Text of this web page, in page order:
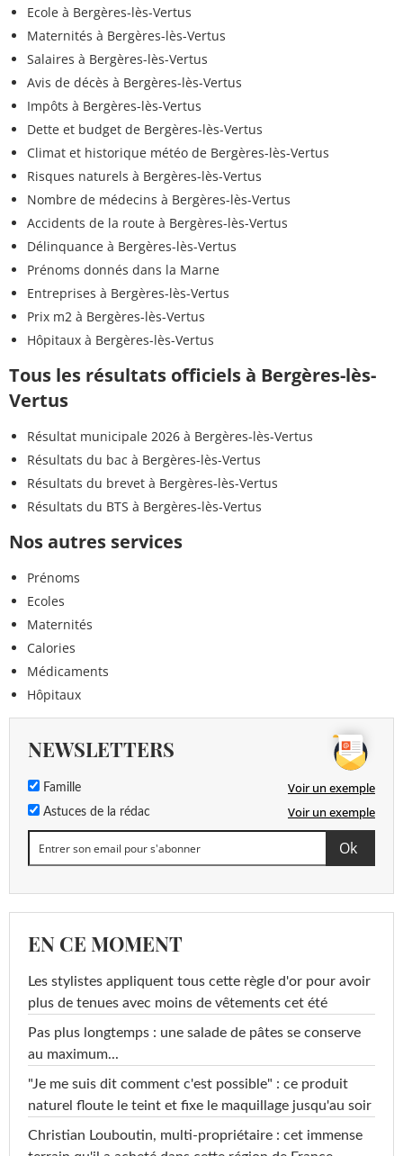
Ecole à Bergères-lès-Vertus
Maternités à Bergères-lès-Vertus
Salaires à Bergères-lès-Vertus
Avis de décès à Bergères-lès-Vertus
Impôts à Bergères-lès-Vertus
Dette et budget de Bergères-lès-Vertus
Climat et historique météo de Bergères-lès-Vertus
Risques naturels à Bergères-lès-Vertus
Nombre de médecins à Bergères-lès-Vertus
Accidents de la route à Bergères-lès-Vertus
Délinquance à Bergères-lès-Vertus
Prénoms donnés dans la Marne
Entreprises à Bergères-lès-Vertus
Prix m2 à Bergères-lès-Vertus
Hôpitaux à Bergères-lès-Vertus
Tous les résultats officiels à Bergères-lès-
Vertus
Résultat municipale 2026 à Bergères-lès-Vertus
Résultats du bac à Bergères-lès-Vertus
Résultats du brevet à Bergères-lès-Vertus
Résultats du BTS à Bergères-lès-Vertus
Nos autres services
Prénoms
Ecoles
Maternités
Calories
Médicaments
Hôpitaux
NEWSLETTERS
Famille Voir un exemple
Astuces de la rédac Voir un exemple
EN CE MOMENT
Les stylistes appliquent tous cette règle d'or pour avoir
plus de tenues avec moins de vêtements cet été
Pas plus longtemps : une salade de pâtes se conserve
au maximum...
"Je me suis dit comment c'est possible" : ce produit
naturel floute le teint et fixe le maquillage jusqu'au soir
Christian Louboutin, multi-propriétaire : cet immense